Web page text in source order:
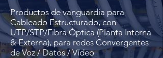
Productos de vanguardia para
Cableado Estructurado, con
UTP/STP/Fibra Óptica (Planta Interna
& Externa), para redes Convergentes
de Voz / Datos / Vídeo